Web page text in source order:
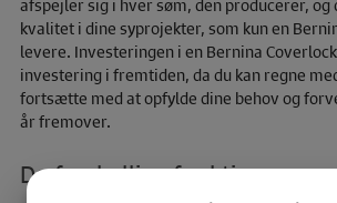
afspejler sig i hver søm, den producerer, og
kvalitet i dine syprojekter, som kun en
levere. Investeringen i en Bernina
investering i fremtiden, da du kan regne
fortsætte med at opfylde dine behov og
år fremover.
De forskellige funktioner og